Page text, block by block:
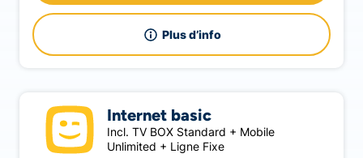
Plus d’info
Internet basic
Incl. TV BOX Standard + Mobile
Unlimited + Ligne Fixe